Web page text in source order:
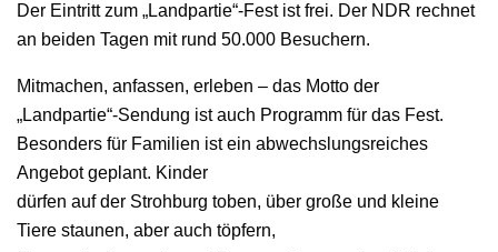
Der Eintritt zum „Landpartie“-Fest ist frei. Der NDR rechnet
an beiden Tagen mit rund 50.000 Besuchern.
Mitmachen, anfassen, erleben – das Motto der
„Landpartie“-Sendung ist auch Programm für das Fest.
Besonders für Familien ist ein abwechslungsreiches
Angebot geplant. Kinder
dürfen auf der Strohburg toben, über große und kleine
Tiere staunen, aber auch töpfern,